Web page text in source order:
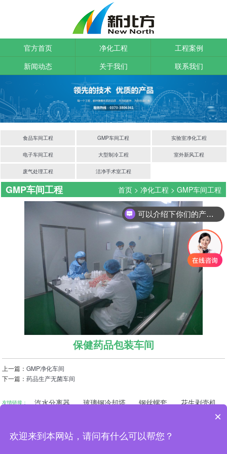
官方首页 净化工程
工程案例
新闻动态
关于我们 联系我们
食品车间工程 GMP车间工程 实验室净化工程
电子车间工程 大型制冷工程 室外新风工程
废气处理工程 洁净手术室工程
GMP车间工程 首页> 净化工程 > GMP车间工程
保健药品包装车间
上一篇：GMP净化车间
下一篇：药品生产无菌车间
友情链接： 汽水分离器 玻璃钢冷却塔 钢丝螺套
花生剥壳机
联系人：范先生
可以介绍下你们的产品么
×
欢迎来到本网站，请问有什么可以帮您？